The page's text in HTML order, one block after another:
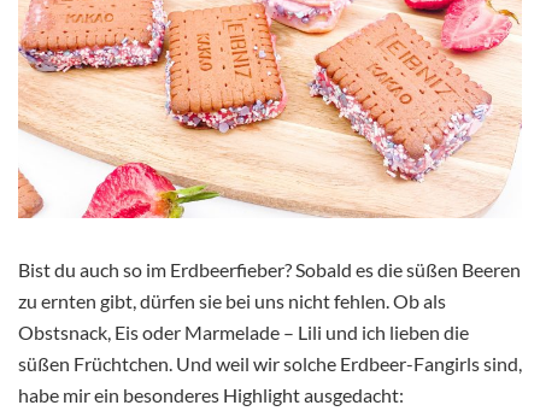
Bist du auch so im Erdbeerfieber? Sobald es die süßen Beeren
zu ernten gibt, dürfen sie bei uns nicht fehlen. Ob als
Obstsnack, Eis oder Marmelade – Lili und ich lieben die
süßen Früchtchen. Und weil wir solche Erdbeer-Fangirls sind,
habe mir ein besonderes Highlight ausgedacht: